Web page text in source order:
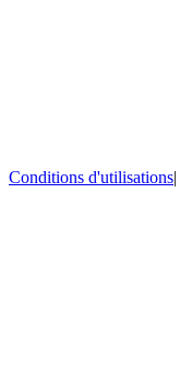
Conditions d'utilisations|